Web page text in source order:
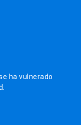
ha vulnerado